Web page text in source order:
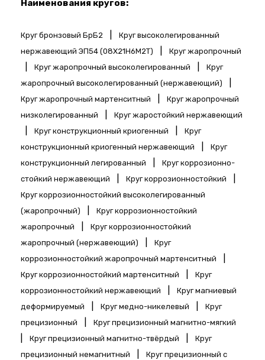
Наименования кругов:
Круг бронзовый БрБ2
Круг высоколегированный
нержавеющий ЭП54 (08Х21Н6М2Т)
Круг жаропрочный
Круг жаропрочный высоколегированный
Круг
жаропрочный высоколегированный (нержавеющий)
Круг жаропрочный мартенситный
Круг жаропрочный
низколегированный
Круг жаростойкий нержавеющий
Круг конструкционный криогенный
Круг
конструкционный криогенный нержавеющий
Круг
конструкционный легированный
Круг коррозионно-
стойкий нержавеющий
Круг коррозионностойкий
Круг коррозионностойкий высоколегированный
(жаропрочный)
Круг коррозионностойкий
жаропрочный
Круг коррозионностойкий
жаропрочный (нержавеющий)
Круг
коррозионностойкий жаропрочный мартенситный
Круг коррозионностойкий мартенситный
Круг
коррозионностойкий нержавеющий
Круг магниевый
деформируемый
Круг медно-никелевый
Круг
прецизионный
Круг прецизионный магнитно-мягкий
Круг прецизионный магнитно-твёрдый
Круг
прецизионный немагнитный
Круг прецизионный с